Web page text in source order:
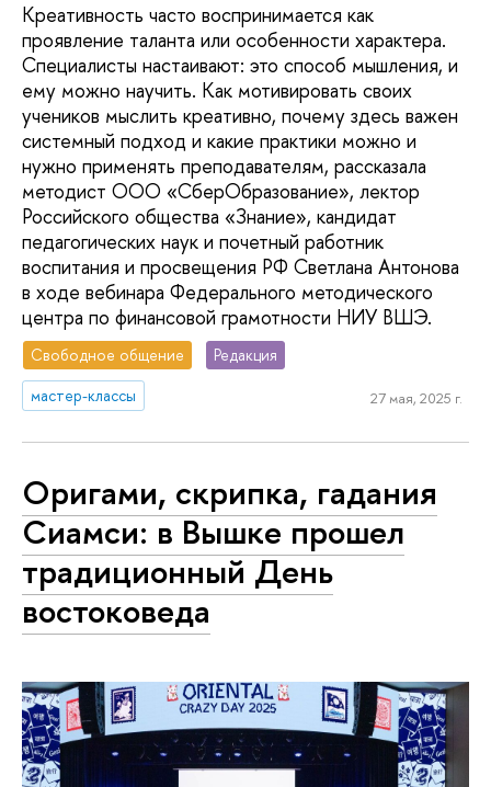
Креативность часто воспринимается как
проявление таланта или особенности характера.
Специалисты настаивают: это способ мышления, и
ему можно научить. Как мотивировать своих
учеников мыслить креативно, почему здесь важен
системный подход и какие практики можно и
нужно применять преподавателям, рассказала
методист ООО «СберОбразование», лектор
Российского общества «Знание», кандидат
педагогических наук и почетный работник
воспитания и просвещения РФ Светлана Антонова
в ходе вебинара Федерального методического
центра по финансовой грамотности НИУ ВШЭ.
Свободное общение
Редакция
мастер-классы
27 мая, 2025 г.
Оригами, скрипка, гадания
Сиамси: в Вышке прошел
традиционный День
востоковеда